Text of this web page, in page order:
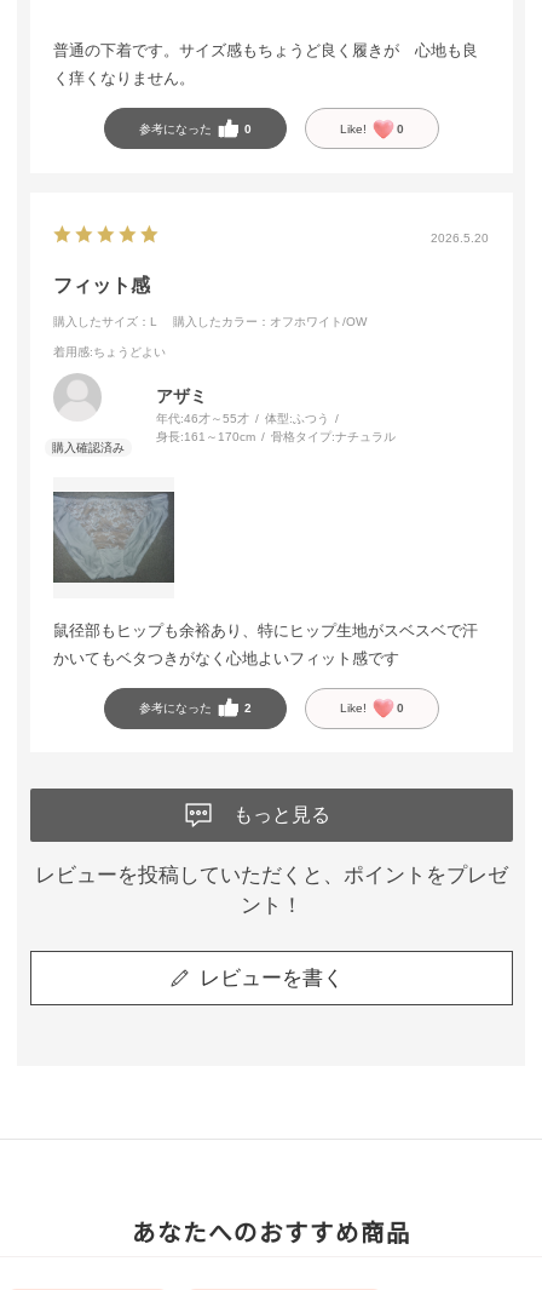
普通の下着です。サイズ感もちょうど良く履きが 心地も良
く痒くなりません。
参考になった 0 Like! 0
2026.5.20
フィット感
購入したサイズ：L 購入したカラー：オフホワイト/OW
着用感:ちょうどよい
アザミ
年代:46才～55才 体型: ふつう
身長:161～170cm 骨格タイプ:ナチュラル
鼠径部もヒップも余裕あり、特にヒップ生地がスベスベで汗
かいてもベタつきがなく心地よいフィット感です
参考になった 2 Like! 0
もっと見る
レビューを投稿していただくと、ポイントをプレゼ
ント！
レビューを書く
あなたへのおすすめ商品